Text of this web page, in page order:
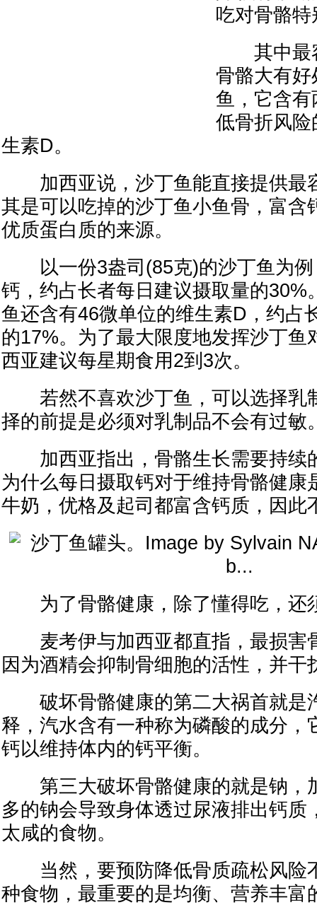
吃对骨骼
其中最
骨骼大有
鱼，它含
低骨折风
生素D。
加西亚说，沙丁鱼能直接提供最
其是可以吃掉的沙丁鱼小鱼骨，富含
优质蛋白质的来源。
以一份3盎司(85克)的沙丁鱼为例
钙，约占长者每日建议摄取量的30%
鱼还含有46微单位的维生素D，约占
的17%。为了最大限度地发挥沙丁鱼
西亚建议每星期食用2到3次。
若然不喜欢沙丁鱼，可以选择乳
择的前提是必须对乳制品不会有过敏
加西亚指出，骨骼生长需要持续
为什么每日摄取钙对于维持骨骼健康
牛奶，优格及起司都富含钙质，因此
为了骨骼健康，除了懂得吃，还
麦考伊与加西亚都直指，最损害
因为酒精会抑制骨细胞的活性，并干
破坏骨骼健康的第二大祸首就是
释，汽水含有一种称为磷酸的成分，
钙以维持体内的钙平衡。
第三大破坏骨骼健康的就是钠，
多的钠会导致身体透过尿液排出钙质
太咸的食物。
当然，要预防降低骨质疏松风险
种食物，最重要的是均衡、营养丰富